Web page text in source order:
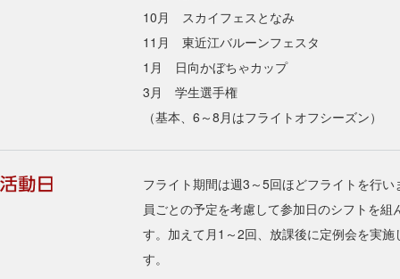
10月 スカイフェスとなみ
11月 東近江バルーンフェスタ
1月 日向かぼちゃカップ
3月 学生選手権
（基本、6～8月はフライトオフシーズン）
フライト期間は週3～5回ほどフライトを行い
員ごとの予定を考慮して参加日のシフトを組
す。加えて月1～2回、放課後に定例会を実施
す。